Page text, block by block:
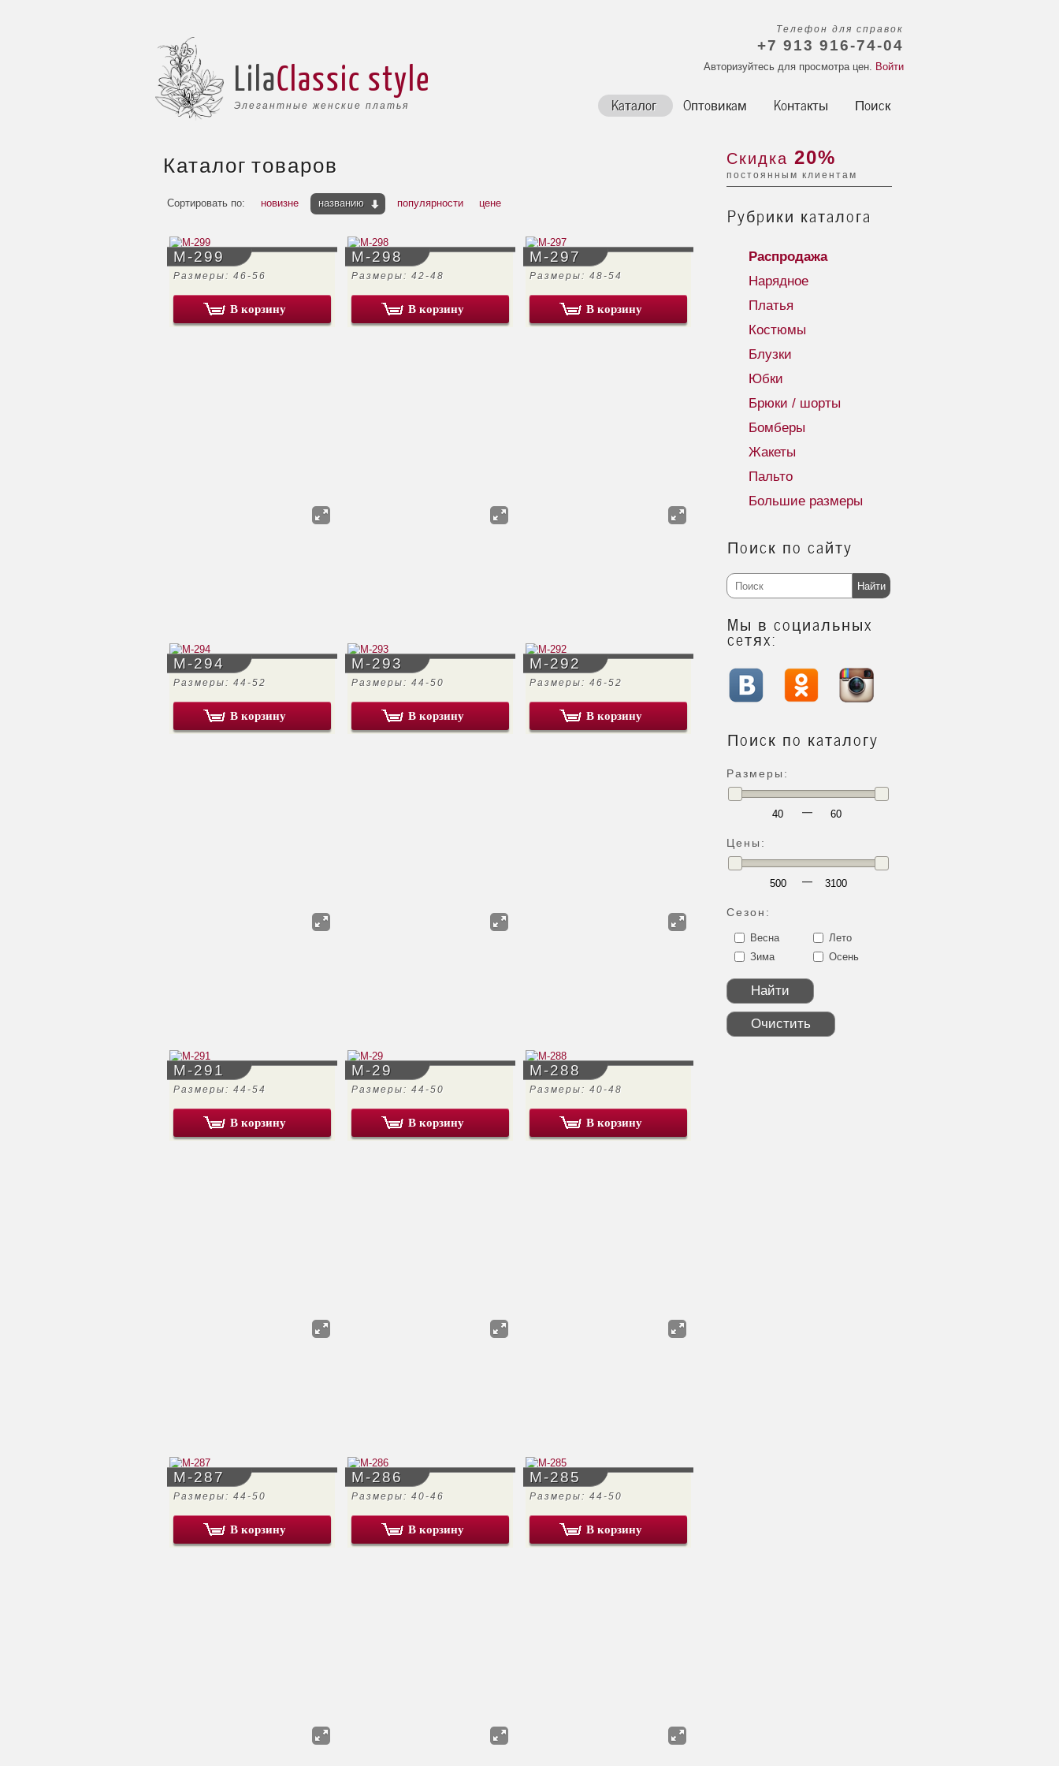
Элегантные женские платья
LilaClassic style
Каталог Оптовикам Контакты Поиск
Телефон для справок
+7 913 916-74-04
Авторизуйтесь для просмотра цен. Войти
Скидка 20%
постоянным клиентам
Рубрики каталога
Распродажа
Нарядное
Платья
Костюмы
Блузки
Юбки
Брюки / шорты
Бомберы
Жакеты
Пальто
Большие размеры
Поиск по сайту
Найти
Мы в социальных
сетях:
Поиск по каталогу
Размеры:
—
Цены:
—
Сезон:
Весна
Зима
Лето
Осень
Найти
Очистить
Каталог товаров
Сортировать по: новизне названию популярности цене
М-299
Размеры: 46-56
В корзину
М-298
Размеры: 42-48
В корзину
М-297
Размеры: 48-54
В корзину
М-294
Размеры: 44-52
В корзину
М-293
Размеры: 44-50
В корзину
М-292
Размеры: 46-52
В корзину
М-291
Размеры: 44-54
В корзину
М-29
Размеры: 44-50
В корзину
М-288
Размеры: 40-48
В корзину
М-287
Размеры: 44-50
В корзину
М-286
Размеры: 40-46
В корзину
М-285
Размеры: 44-50
В корзину